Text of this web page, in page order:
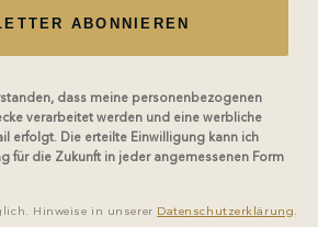
ABONNIEREN
dass meine personenbezogenen
verarbeitet werden und eine werbliche
erfolgt. Die erteilte Einwilligung kann ich
für die Zukunft in jeder angemessenen Form
Hinweise in unserer Datenschutzerklärung.